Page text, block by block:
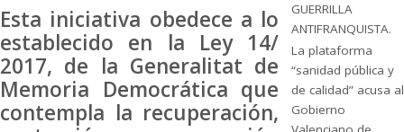
Esta iniciativa obedece a lo
establecido en la Ley 14/
2017, de la Generalitat de
Memoria Democrática que
contempla la recuperación,
GUERRILLA
ANTIFRANQUISTA.
La plataforma
“sanidad pública y
de calidad” acusa al
Gobierno